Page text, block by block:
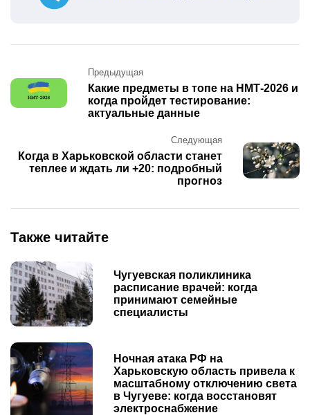
Post
navigation
Предыдущая
Какие предметы в топе на НМТ-2026 и
когда пройдет тестирование:
актуальные данные
Следующая
Когда в Харьковской области станет
теплее и ждать ли +20: подробный
прогноз
Также читайте
Чугуевская поликлиника
расписание врачей: когда
принимают семейные
специалисты
Ночная атака РФ на
Харьковскую область привела к
масштабному отключению света
в Чугуеве: когда восстановят
электроснабжение